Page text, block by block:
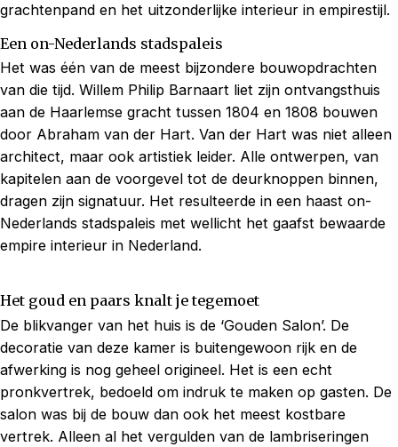
grachtenpand en het uitzonderlijke interieur in empirestijl.
Een on-Nederlands stadspaleis
Het was één van de meest bijzondere bouwopdrachten
van die tijd. Willem Philip Barnaart liet zijn ontvangsthuis
aan de Haarlemse gracht tussen 1804 en 1808 bouwen
door Abraham van der Hart. Van der Hart was niet alleen
architect, maar ook artistiek leider. Alle ontwerpen, van
kapitelen aan de voorgevel tot de deurknoppen binnen,
dragen zijn signatuur. Het resulteerde in een haast on-
Nederlands stadspaleis met wellicht het gaafst bewaarde
empire interieur in Nederland.
Het goud en paars knalt je tegemoet
De blikvanger van het huis is de ‘Gouden Salon’. De
decoratie van deze kamer is buitengewoon rijk en de
afwerking is nog geheel origineel. Het is een echt
pronkvertrek, bedoeld om indruk te maken op gasten. De
salon was bij de bouw dan ook het meest kostbare
vertrek. Alleen al het vergulden van de lambriseringen